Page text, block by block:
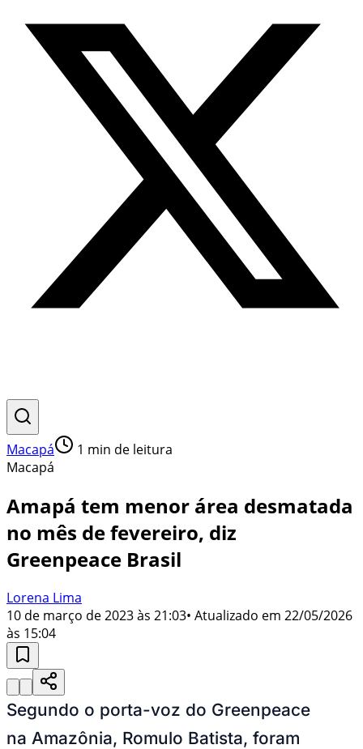
Macapá 1 min de leitura
Macapá
Amapá tem menor área desmatada
no mês de fevereiro, diz
Greenpeace Brasil
Lorena Lima
10 de março de 2023 às 21:03• Atualizado em 22/05/2026
às 15:04
Segundo o porta-voz do Greenpeace
na Amazônia, Romulo Batista, foram